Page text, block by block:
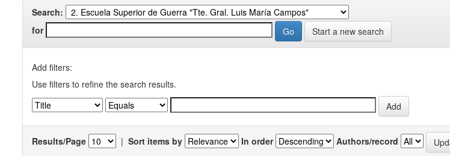
Search:
for
Start a new search
Add filters:
Use filters to refine the search results.
Results/Page | Sort items by In order Authors/record